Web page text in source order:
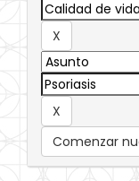
Comenzar